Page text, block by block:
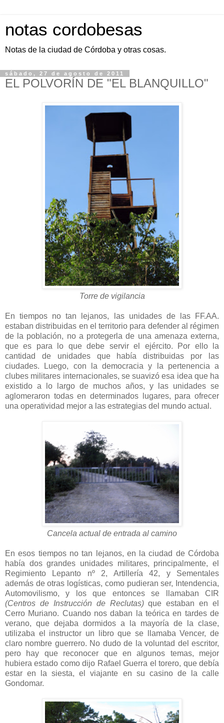
notas cordobesas
Notas de la ciudad de Córdoba y otras cosas.
sábado, 27 de agosto de 2011
EL POLVORÍN DE "EL BLANQUILLO"
Torre de vigilancia
En tiempos no tan lejanos, las unidades de las FF.AA.
estaban distribuidas en el territorio para defender al régimen
de la población, no a protegerla de una amenaza externa,
que es para lo que debe servir el ejército. Por ello la
cantidad de unidades que había distribuidas por las
ciudades. Luego, con la democracia y la pertenencia a
clubes militares internacionales, se suavizó esa idea que ha
existido a lo largo de muchos años, y las unidades se
aglomeraron todas en determinados lugares, para ofrecer
una operatividad mejor a las estrategias del mundo actual.
Cancela actual de entrada al camino
En esos tiempos no tan lejanos, en la ciudad de Córdoba
había dos grandes unidades militares, principalmente, el
Regimiento Lepanto nº 2, Artillería 42, y Sementales
además de otras logísticas, como pudieran ser, Intendencia,
Automovilismo, y los que entonces se llamaban CIR
(Centros de Instrucción de Reclutas)que estaban en el
Cerro Muriano. Cuando nos daban la teórica en tardes de
verano, que dejaba dormidos a la mayoría de la clase,
utilizaba el instructor un libro que se llamaba Vencer, de
claro nombre guerrero. No dudo de la voluntad del escritor,
pero hay que reconocer que en algunos temas, mejor
hubiera estado como dijo Rafael Guerra el torero, que debía
estar en la siesta, el viajante en su casino de la calle
Gondomar.